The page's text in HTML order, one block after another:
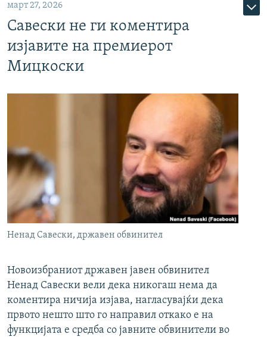
март 27, 2026
Савески не ги коментира
изјавите на премиерот
Мицкоски
Ненад Савески, државен обвинител
Новоизбраниот државен јавен обвинител
Ненад Савески вели дека никогаш нема да
коментира ничија изјава, нагласувајќи дека
првото нешто што го направил откако е на
функцијата е средба со јавните обвинители во